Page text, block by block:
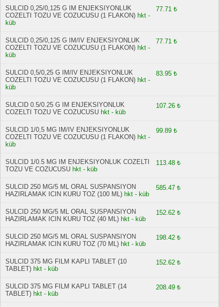
SULCID 0,25/0,125 G IM ENJEKSIYONLUK
COZELTI TOZU VE COZUCUSU (1 FLAKON) hkt -
küb
77.71 ₺
SULCID 0,25/0,125 G IM/IV ENJEKSIYONLUK
COZELTI TOZU VE COZUCUSU (1 FLAKON) hkt -
küb
77.71 ₺
SULCID 0,5/0,25 G IM/IV ENJEKSIYONLUK
COZELTI TOZU VE COZUCUSU (1 FLAKON) hkt -
küb
83.95 ₺
SULCID 0.5/0.25 G IM ENJEKSIYONLUK
COZELTI TOZU VE COZUCUSU hkt - küb
107.26 ₺
SULCID 1/0,5 MG IM/IV ENJEKSIYONLUK
COZELTI TOZU VE COZUCUSU (1 FLAKON) hkt -
küb
99.89 ₺
SULCID 1/0.5 MG IM ENJEKSIYONLUK COZELTI
TOZU VE COZUCUSU hkt - küb
113.48 ₺
SULCID 250 MG/5 ML ORAL SUSPANSIYON
HAZIRLAMAK ICIN KURU TOZ (100 ML) hkt - küb
585.47 ₺
SULCID 250 MG/5 ML ORAL SUSPANSIYON
HAZIRLAMAK ICIN KURU TOZ (40 ML) hkt - küb
152.62 ₺
SULCID 250 MG/5 ML ORAL SUSPANSIYON
HAZIRLAMAK ICIN KURU TOZ (70 ML) hkt - küb
198.42 ₺
SULCID 375 MG FILM KAPLI TABLET (10
TABLET) hkt - küb
152.62 ₺
SULCID 375 MG FILM KAPLI TABLET (14
TABLET) hkt - küb
208.49 ₺